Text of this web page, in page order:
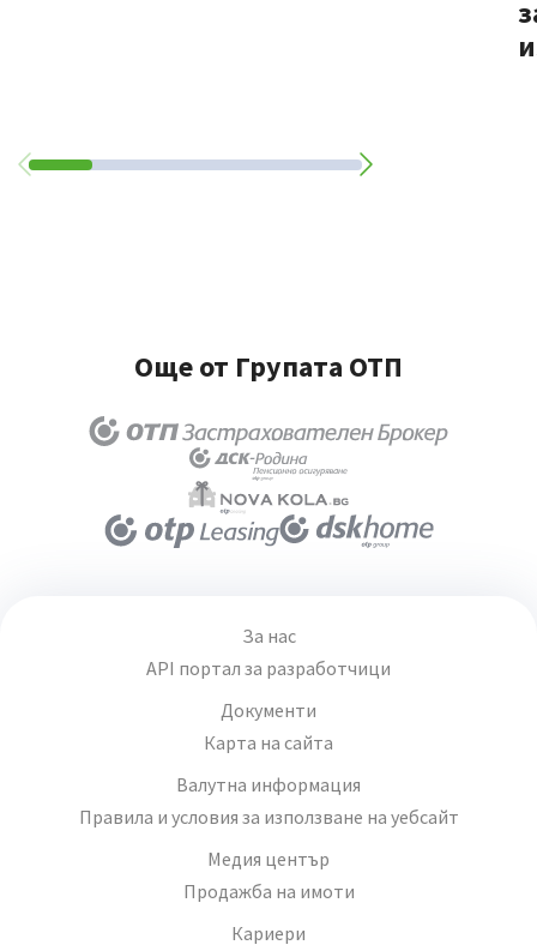
Още от Групата ОТП
За нас
API портал за разработчици
Документи
Карта на сайта
Валутна информация
Правила и условия за използване на уебсайт
Медия център
Продажба на имоти
Кариери